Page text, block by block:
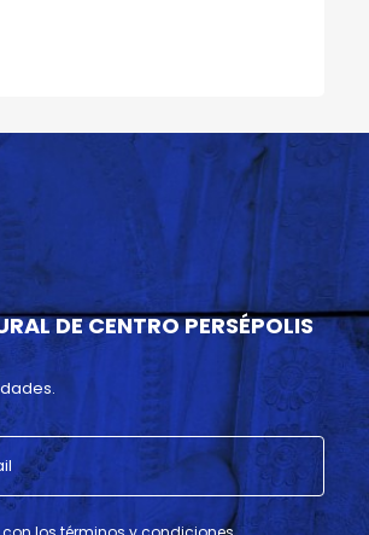
DE CENTRO PERSÉPOLIS